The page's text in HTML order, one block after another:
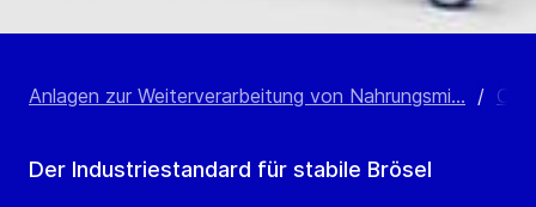
Anlagen zur Weiterverarbeitung von Nahrungsmi... /
Der Industriestandard für stabile Brösel